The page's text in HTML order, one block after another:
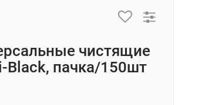
чистящие
Black, пачка/150шт